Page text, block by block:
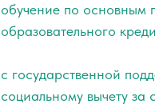
обучение по основным
образовательного
‎с государственной
социальному вычету за